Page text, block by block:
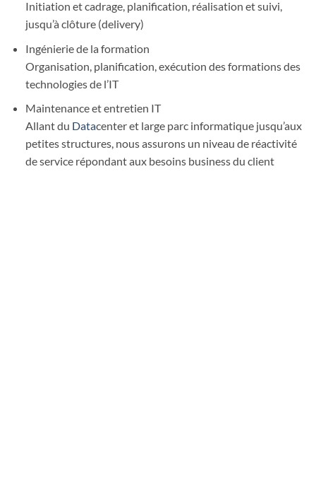
Initiation et cadrage, planification, réalisation et suivi,
jusqu’à clôture (delivery)
Ingénierie de la formation
Organisation, planification, exécution des formations des
technologies de l’IT
Maintenance et entretien IT
Allant du Datacenter et large parc informatique jusqu’aux
petites structures, nous assurons un niveau de réactivité
de service répondant aux besoins business du client